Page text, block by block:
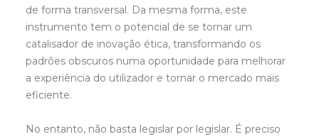
de forma transversal. Da mesma forma, este
instrumento tem o potencial de se tornar um
catalisador de inovação ética, transformando os
padrões obscuros numa oportunidade para melhorar
a experiência do utilizador e tornar o mercado mais
eficiente.
No entanto, não basta legislar por legislar. É preciso